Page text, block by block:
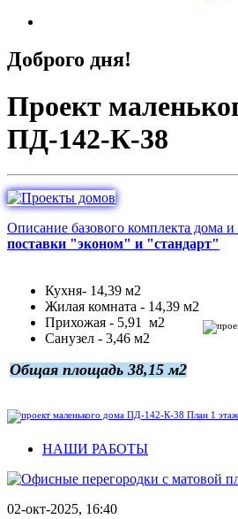
Доброго дня!
Проект
ПД-142-К-38
Описание базового комплекта дома и
поставки "эконом" и "стандарт"
Кухня- 14,39 м2
Жилая комната - 14,39 м2
Прихожая - 5,91 м2
Санузел - 3,46 м2
Общая площадь 38,15 м2
НАШИ РАБОТЫ
02-окт-2025, 16:40